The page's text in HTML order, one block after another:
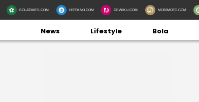
BOLATIMES.COM HITEKNO.COM DEWIKU.COM MOBIMOTO.COM
News Lifestyle Bola